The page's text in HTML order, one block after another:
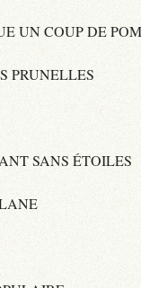
UN COUP DE
PRUNELLES
SANS ÉTOILES